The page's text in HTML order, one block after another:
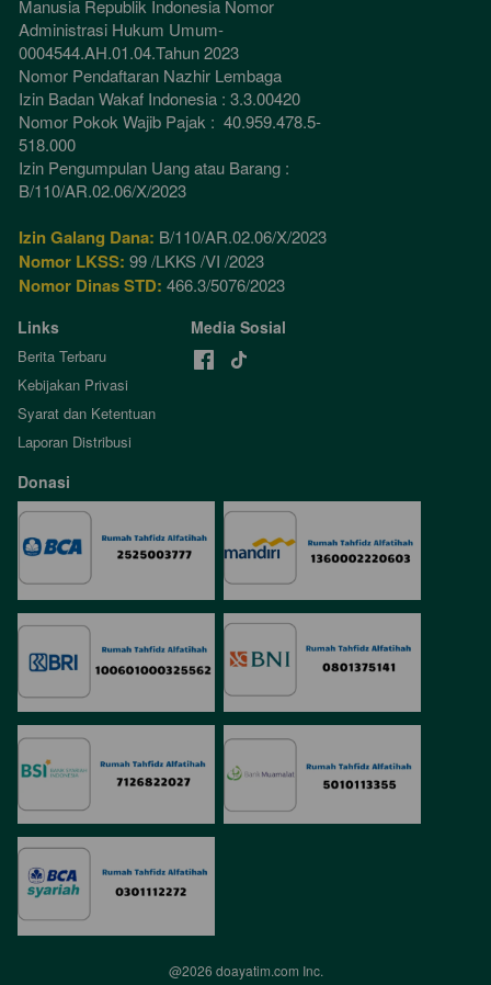
Manusia Republik Indonesia Nomor
Administrasi Hukum Umum-
0004544.AH.01.04.Tahun 2023
Nomor Pendaftaran Nazhir Lembaga
Izin Badan Wakaf Indonesia : 3.3.00420
Nomor Pokok Wajib Pajak :  40.959.478.5-
518.000
Izin Pengumpulan Uang atau Barang :
B/110/AR.02.06/X/2023
Izin Galang Dana: B/110/AR.02.06/X/2023
Nomor LKSS: 99 /LKKS /VI /2023
Nomor Dinas STD: 466.3/5076/2023
Links
Berita Terbaru
Kebijakan Privasi
Syarat dan Ketentuan
Laporan Distribusi
Media Sosial
Donasi
@2026 doayatim.com Inc.